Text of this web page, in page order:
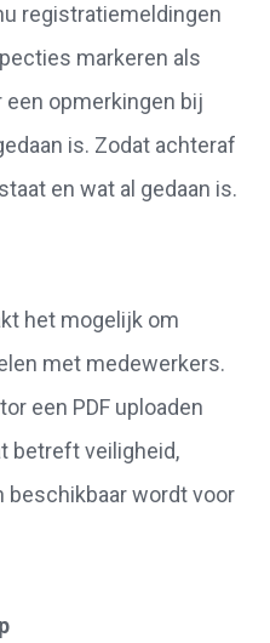
registratiemeldingen
markeren als
een opmerkingen bij
is. Zodat achteraf
en wat al gedaan is.
het mogelijk om
met medewerkers.
een PDF uploaden
betreft veiligheid,
beschikbaar wordt voor